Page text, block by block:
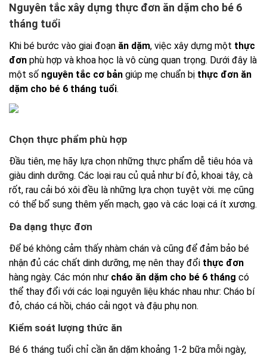
Nguyên tắc xây dựng thực đơn ăn dặm cho bé 6
tháng tuổi
Khi bé bước vào giai đoạn ăn dặm, việc xây dựng một thực
đơn phù hợp và khoa học là vô cùng quan trọng. Dưới đây là
một số nguyên tắc cơ bản giúp mẹ chuẩn bị thực đơn ăn
dặm cho bé 6 tháng tuổi.
Chọn thực phẩm phù hợp
Đầu tiên, mẹ hãy lựa chọn những thực phẩm dễ tiêu hóa và
giàu dinh dưỡng. Các loại rau củ quả như bí đỏ, khoai tây, cà
rốt, rau cải bó xôi đều là những lựa chọn tuyệt vời. mẹ cũng
có thể bổ sung thêm yến mạch, gạo và các loại cá ít xương.
Đa dạng thực đơn
Để bé không cảm thấy nhàm chán và cũng để đảm bảo bé
nhận đủ các chất dinh dưỡng, mẹ nên thay đổi thực đơn
hàng ngày. Các món như cháo ăn dặm cho bé 6 tháng có
thể thay đổi với các loại nguyên liệu khác nhau như: Cháo bí
đỏ, cháo cá hồi, cháo cải ngọt và đậu phụ non.
Kiểm soát lượng thức ăn
Bé 6 tháng tuổi chỉ cần ăn dặm khoảng 1-2 bữa mỗi ngày,